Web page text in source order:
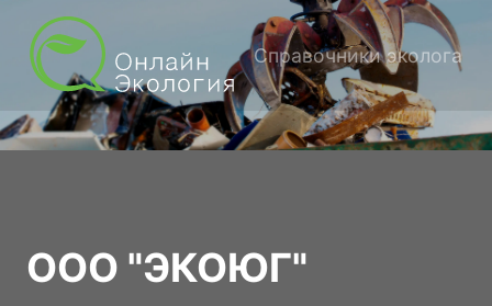
Справочники эколога
ООО "ЭКОЮГ"